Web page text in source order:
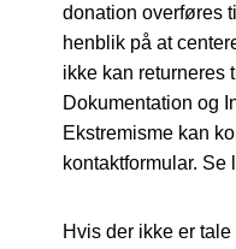
donation overføres
henblik på at
ikke kan returneres
Dokumentation og
Ekstremisme kan
kontaktformular.
Hvis der ikke er